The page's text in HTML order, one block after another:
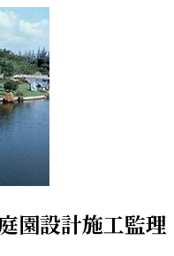
園設計施工監理